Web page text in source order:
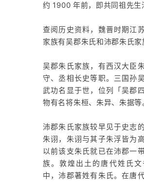
约 1900 年前，即共同祖先生
查阅历史资料，魏晋时期江
家族有吴郡朱氏和沛郡朱氏家
吴郡朱氏家族，有西汉大臣
守、丞相长史等职。三国孙
武功名显于世，位列「吴郡
物有名将朱桓、朱异、朱据等
沛郡朱氏家族较早见于史志
朱诩，朱诩与其子朱浮皆为
以前该支朱氏就已在沛郡一
族。敦煌出土的唐代姓氏
中，沛郡著姓有朱氏。在唐